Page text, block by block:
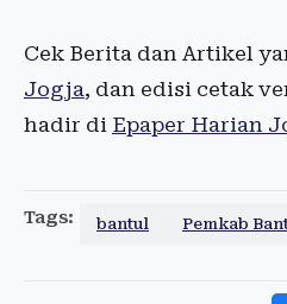
Cek Berita dan Artikel
Jogja, dan edisi cetak
hadir di Epaper Harian
Tags: bantul Pemkab